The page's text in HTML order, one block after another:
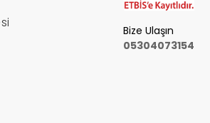
Bize Ulaşın
05304073154